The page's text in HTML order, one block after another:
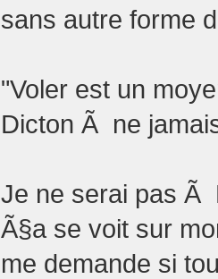
sans autre forme
"Voler est un
Dicton Ã ne
Je ne serai pas Ã
Ã§a se voit sur
me demande si